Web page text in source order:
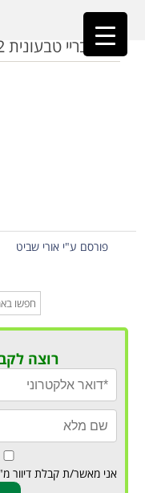
ראשי»מצה בריי בלי ביצים
מצה בריי טבעונית 2
פורסם ע"י אורי שביט
רוצה
אני מאשר/ת קבלת דיוור